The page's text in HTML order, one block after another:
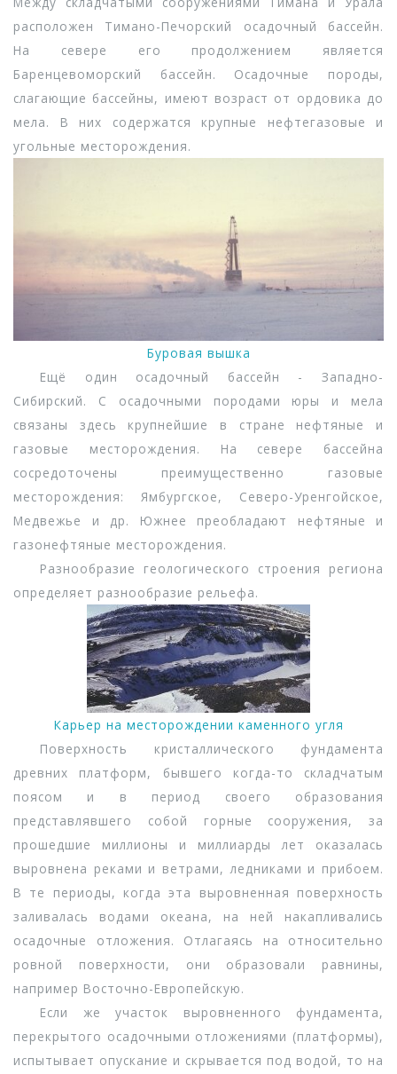
расположен Тимано-Печорский осадочный бассейн.
На севере его продолжением является
Баренцевоморский бассейн. Осадочные породы,
слагающие бассейны, имеют возраст от ордовика до
мела. В них содержатся крупные нефтегазовые и
угольные месторождения.
Буровая вышка
Ещё один осадочный бассейн - Западно-
Сибирский. С осадочными породами юры и мела
связаны здесь крупнейшие в стране нефтяные и
газовые месторождения. На севере бассейна
сосредоточены преимущественно газовые
месторождения: Ямбургское, Северо-Уренгойское,
Медвежье и др. Южнее преобладают нефтяные и
газонефтяные месторождения.
Разнообразие геологического строения региона
определяет разнообразие рельефа.
Карьер на месторождении каменного угля
Поверхность кристаллического фундамента
древних платформ, бывшего когда-то складчатым
поясом и в период своего образования
представлявшего собой горные сооружения, за
прошедшие миллионы и миллиарды лет оказалась
выровнена реками и ветрами, ледниками и прибоем.
В те периоды, когда эта выровненная поверхность
заливалась водами океана, на ней накапливались
осадочные отложения. Отлагаясь на относительно
ровной поверхности, они образовали равнины,
например Восточно-Европейскую.
Если же участок выровненного фундамента,
перекрытого осадочными отложениями (платформы),
испытывает опускание и скрывается под водой, то на